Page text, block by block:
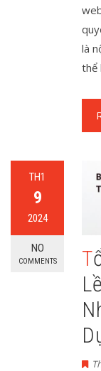
là
thể
TH1
9
2024
NO
COMMENTS
Tổng Hợp 6 Loại Bản